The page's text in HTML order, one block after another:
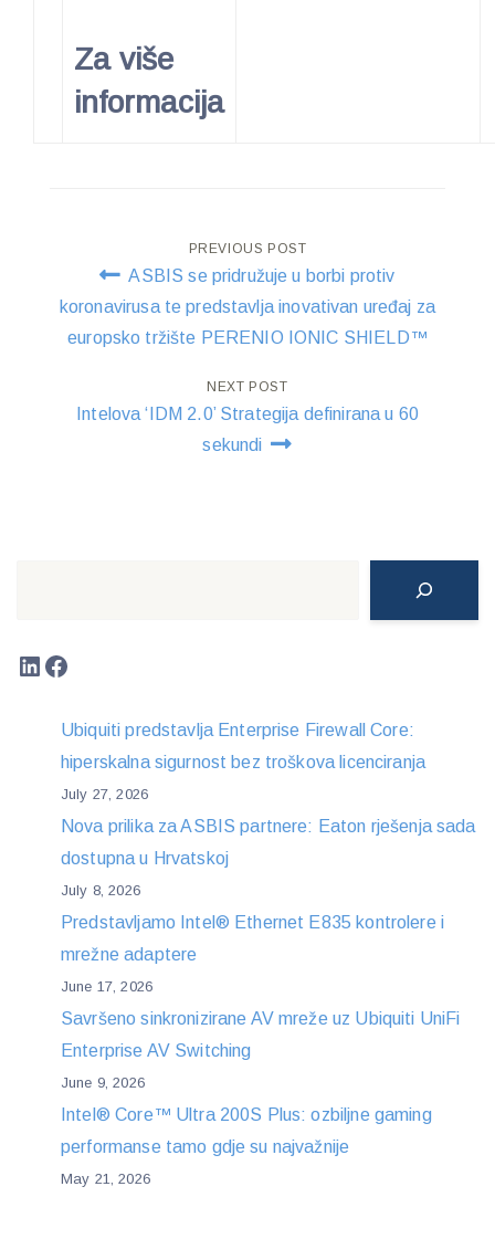
Za više
informacija
Post
navigation
PREVIOUS POST
ASBIS se pridružuje u borbi protiv
koronavirusa te predstavlja inovativan uređaj za
europsko tržište PERENIO IONIC SHIELD™
NEXT POST
Intelova ‘IDM 2.0’ Strategija definirana u 60
sekundi
LinkedIn
Facebook
Ubiquiti predstavlja Enterprise Firewall Core:
hiperskalna sigurnost bez troškova licenciranja
July 27, 2026
Nova prilika za ASBIS partnere: Eaton rješenja sada
dostupna u Hrvatskoj
July 8, 2026
Predstavljamo Intel® Ethernet E835 kontrolere i
mrežne adaptere
June 17, 2026
Savršeno sinkronizirane AV mreže uz Ubiquiti UniFi
Enterprise AV Switching
June 9, 2026
Intel® Core™ Ultra 200S Plus: ozbiljne gaming
performanse tamo gdje su najvažnije
May 21, 2026